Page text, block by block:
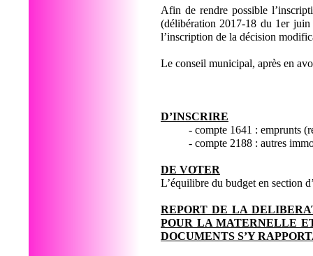
Afin de rendre possible
(délibération 2017-18 du 1er
l’inscription de la décision
Le conseil municipal, après en
D’INSCRIRE
- compte 1641 : emprunts
- compte 2188 : autres
DE VOTER
L’équilibre du budget en section
REPORT DE LA
POUR LA MATERNELLE
DOCUMENTS S’Y